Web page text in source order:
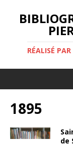
RÉALISÉ
1895
de